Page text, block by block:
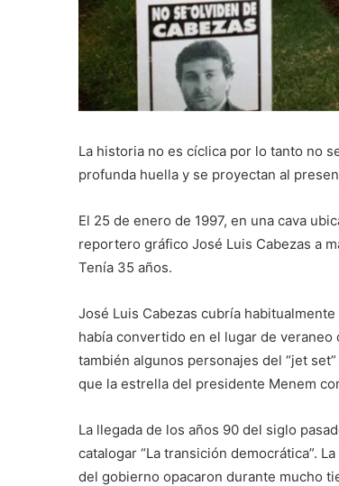
La historia no es cíclica por lo tanto no
profunda huella y se proyectan al
El 25 de enero de 1997, en una cava
reportero gráfico José Luis Cabezas a
Tenía 35 años.
José Luis Cabezas cubría
había convertido en el lugar de
también algunos personajes del “jet
que la estrella del presidente Menem
La llegada de los años 90 del siglo
catalogar “La transición democrática”.
del gobierno opacaron durante mucho